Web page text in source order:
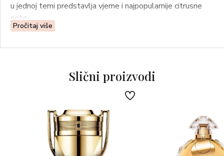
u jednoj temi predstavlja vjerne i najpopularnije citrusne
note.
Pročitaj više
Slični proizvodi